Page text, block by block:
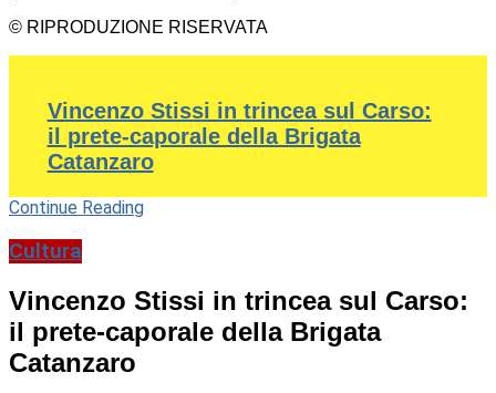
© RIPRODUZIONE RISERVATA
Vincenzo Stissi in trincea sul Carso:
il prete-caporale della Brigata
Catanzaro
Continue Reading
Cultura
Vincenzo Stissi in trincea sul Carso:
il prete-caporale della Brigata
Catanzaro